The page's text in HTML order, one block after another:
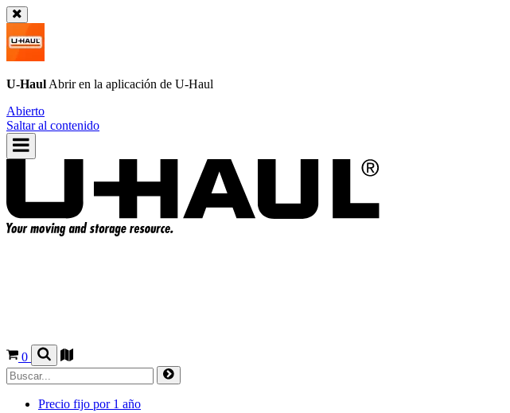
U-Haul Abrir en la aplicación de U-Haul
Abierto
Saltar al contenido
0
Precio fijo por 1 año